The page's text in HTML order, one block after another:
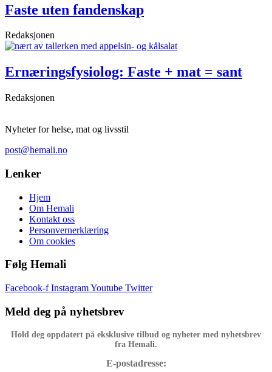
Faste uten fandenskap
Redaksjonen
Ernæringsfysiolog: Faste + mat = sant
Redaksjonen
Nyheter for helse, mat og livsstil
post@hemali.no
Lenker
Hjem
Om Hemali
Kontakt oss
Personvernerklæring
Om cookies
Følg Hemali
Facebook-f InstagramYoutube Twitter
Meld deg på nyhetsbrev
Hold deg oppdatert på eksklusive tilbud og nyheter med nyhetsbrev
fra Hemali.
E-postadresse: